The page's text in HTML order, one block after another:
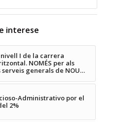
interese
I de la carrera
NOMÉS per als
generals de NOU…
Administrativo por el
2%